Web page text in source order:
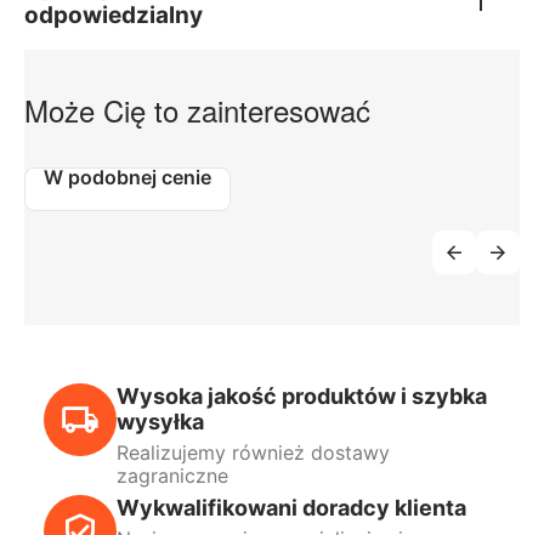
odpowiedzialny
Może Cię to zainteresować
W podobnej cenie
Wysoka jakość produktów i szybka
wysyłka
Realizujemy również dostawy
zagraniczne
Wykwalifikowani doradcy klienta